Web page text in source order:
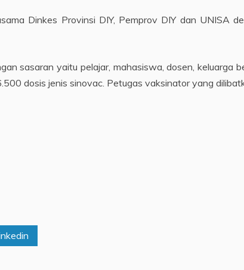
Dinkes Provinsi DIY, Pemprov DIY dan UNISA
sasaran yaitu pelajar, mahasiswa, dosen, keluarga
dosis jenis sinovac. Petugas vaksinator yang